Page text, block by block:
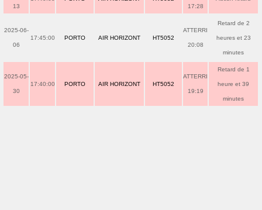
13 17:28
2025-06-
06
17:45:00 PORTO AIR HORIZONT HT5052
ATTERRI
20:08
Retard de 2
heures et 23
minutes
2025-05-
30
17:40:00 PORTO AIR HORIZONT HT5052
ATTERRI
19:19
Retard de 1
heure et 39
minutes